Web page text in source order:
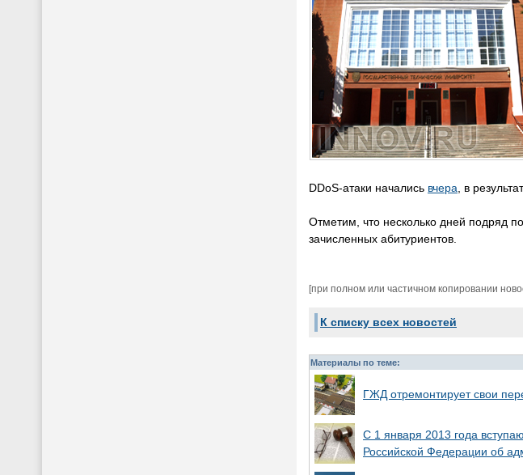
DDoS-атаки начались вчера , в
Отметим, что несколько дней подряд
зачисленных абитуриентов.
[при полном или частичном копировании
К списку всех новостей
Материалы по теме:
ГЖД отремонтирует свои
С 1 января 2013 года
Российской Федерации об